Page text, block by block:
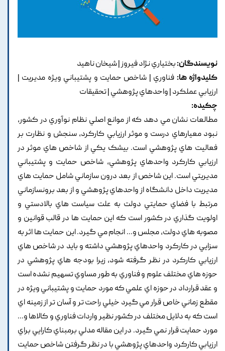
نویسندگان:بختياري نژاد فيروز | شيخان ناهيد
کلیدواژه ها: فناوري | شاخص حمايت و پشتيباني ويژه مديريت |
ارزيابي عملکرد | واحدهاي پژوهشي | تحقيقات
چکیده:
مطالعات نشان مي دهد که از موانع اصلي نظام نوآوري در کشور,
نبود معيارهاي درست و موثر ارزيابي کارکرد, سنجش و نظارت بر
فعاليت هاي پژوهشي است. بيشک يکي از شاخص هاي موثر در
ارزيابي کارکرد واحدهاي پژوهشي, شاخص حمايت و پشتيباني
مديريتي است. اين شاخص از بعد درون سازماني شامل حمايت هاي
مديريت داخل دانشگاه از واحدهاي پژوهشي و از بعد برونسازماني
مرتبط با فضاي حمايتي دولت به علت سياست هاي بالادستي و
اولويت گذاري در کشور است که اين حمايت ها در قالب قوانين و
مصوبه هاي دولت, مجلس و... انجام مي گيرد. اين حمايت ها اثر به
سزايي در کارکرد واحدهاي پژوهشي داشته و بايد در شاخص هاي
ارزيابي کارکرد در نظر گرفته شود, زيرا بودجه هاي پژوهشي در
حوزه هاي مختلف علوم و فناوري به طور مساوي تسهيم نشده است
و عقد قرارداد در حوزه اي علمي که مورد حمايت و پشتيباني ويژه در
مقطع زماني خاص قرار مي گيرد خيلي راحت تر و آسان تر از زمينه اي
است که به دلايل مختلف در کشور نظير واردات فناوري و کالاها و...
مورد حمايت قرار نمي گيرد. در اين مقاله مدلي برمبناي کارايي براي
ارزيابي کارکرد واحدهاي پژوهشي با در نظر گرفتن شاخص حمايت